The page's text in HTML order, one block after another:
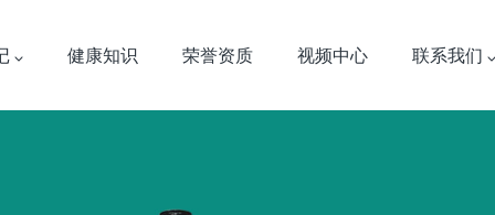
健康知识 荣誉资质 视频中心 联系我们